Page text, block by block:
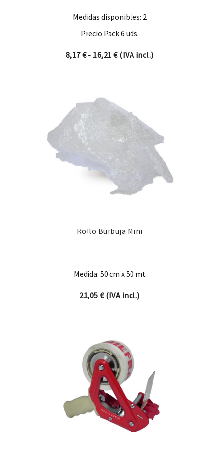
Medidas disponibles: 2
Precio Pack 6 uds.
8,17€ - 16,21 €Rango de precios: desde
(IVA incl.)
Rollo Burbuja Mini
Medida: 50 cm x 50 mt
21,05€(IVA incl.)